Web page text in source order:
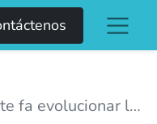
cultura d’una organització